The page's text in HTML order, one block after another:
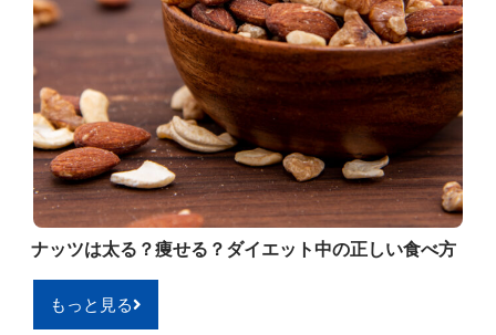
ナッツは太る？痩せる？ダイエット中の正しい食べ方
もっと見る